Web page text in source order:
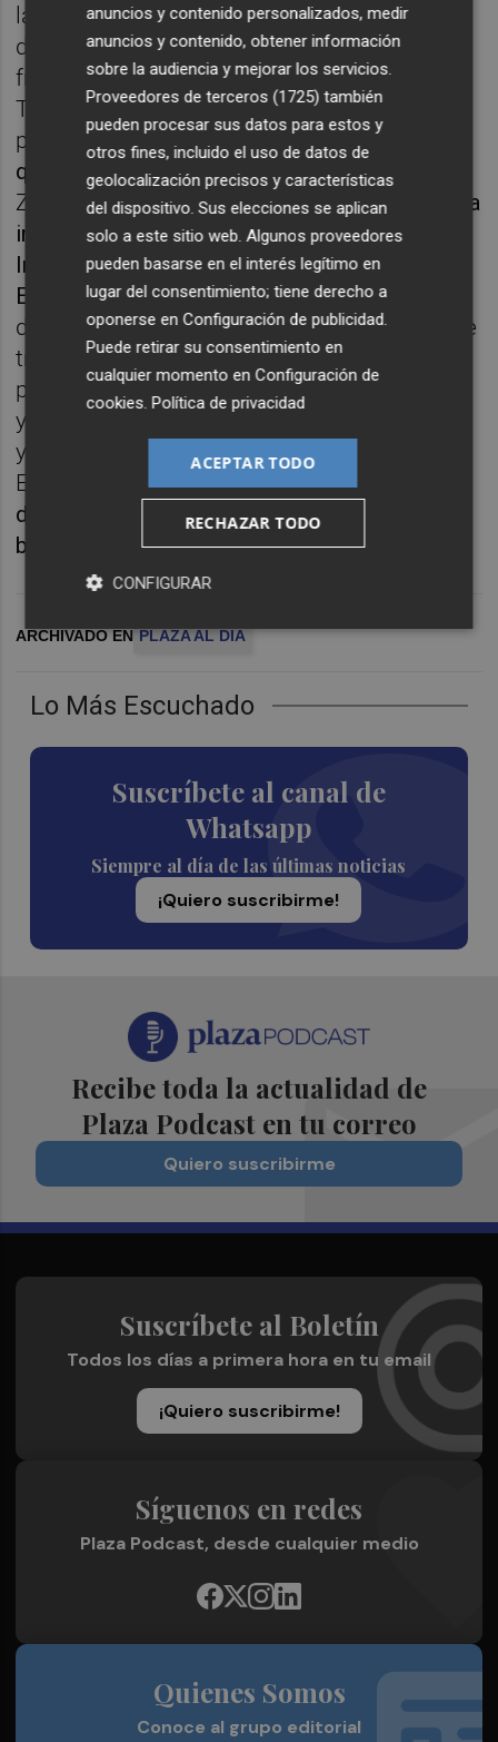
Lo Más Escuchado
Suscríbete al canal de
Whatsapp
Siempre al día de las últimas noticias
¡Quiero suscribirme!
la vulnerabilidad de Europa la proliferación
de baterías? ¿Puede ser la falta de litio un
freno para la transición energética?
Tratamos de encontrar respuesta a estas
preguntas con
Alicia Valero , i ngeniera
química,profesora de la Universidad de
Zaragozay responsable del grupo de ecología
industrial del Instituto CIRCE (Centro de
Investigación de Recursos y Consumos
Energéticos);Ramon Jiménez, consejero
delegado de Extremadura New Energies, que
trabaja actualmente para dar luz verde al
proyecto Valdeflórez, el segundo mayor
yacimiento de litio de toda la Unión Europea;
y
, presidente y cofundador de
Endurance Motive,una firma valenciana
dedicada al ensamblaje y fabricación de
baterías de litio.
ARCHIVADO EN PLAZA AL DIA
Recibe toda la actualidad de
Plaza Podcast en tu correo
Quiero suscribirme
Suscríbete al Boletín
Todos los días a primera hora en tu email
¡Quiero suscribirme!
Síguenos en redes
Plaza Podcast, desde cualquier medio
Quienes Somos
Conoce al grupo editorial
anuncios y contenido personalizados, medir
anuncios y contenido, obtener información
sobre la audiencia y mejorar los servicios.
Proveedores de terceros (1725) también
pueden procesar sus datos para estos y
otros fines, incluido el uso de datos de
geolocalización precisos y características
del dispositivo. Sus elecciones se aplican
solo a este sitio web. Algunos proveedores
pueden basarse en el interés legítimo en
lugar del consentimiento; tiene derecho a
oponerse enConfiguración de publicidad.
Puede retirar su consentimiento en
cualquier momento enConfiguración de
cookies.Política de privacidad
ACEPTAR TODO
RECHAZAR TODO
CONFIGURAR